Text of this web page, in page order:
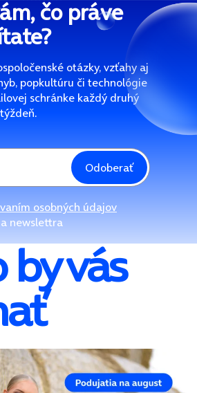
čo práve
otázky, vzťahy aj
popkultúru či technológie
schránke každý druhý
týždeň.
Odoberať
osobných údajov
newslettra
vás